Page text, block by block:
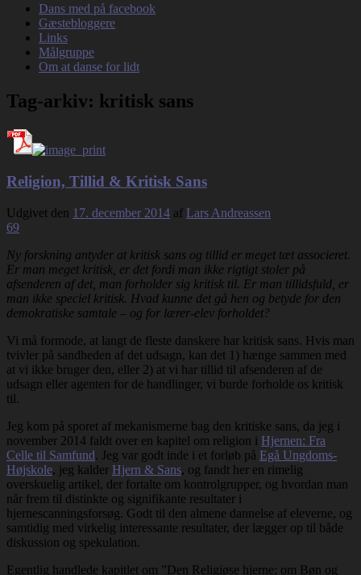
Dans med på facebook
Gæstebloggere
Links
Målgruppe
Om at danse for lidt
Tag-arkiv: kritisk sans
Religion, Tillid & Kritisk Sans
Udgivet den 17. december 2014 af Lars Andreassen
69
Ny forskning antyder at kritisk sans og tillid er meget tæt associeret.
Er man meget kritisk, er det fordi man ikke rigtigt stoler på
afsenderen af det, man forholder sig kritisk til. Er man tillidsfuld, er
man ikke speciel kritisk. Hvad kunne det gå hen og betyde for den
demokratiske samtale – og for lærer-elev forholdet?
Vi må formode, at langt de fleste danskere har kritisk sans. Hvis man
tvivler på sandheden af det udsagn, kan det 1) hænge sammen med
at vi ikke bruger den, eller 2) at vi har tillid til afsenderen af de
udsagn eller agenten for de handlinger, vi burde forholde os kritisk
til.
Jeg kom på sporet af mekanismerne bag den kritiske sans, da jeg i
november 2014 faldt over en kapitel om religion i Hjernen: Fra
Celle til Samfund. Jeg var godt inde i et forløb på Egå Ungdoms-
Højskole, jeg kalder Hjern & Sans, og fandt her en rimelig
overskuelig artikel, der fortalte om kontrolgrupper, og hvordan man
når frem til distinkte og signifikante resultater i
hjernescanningsforsøg. Godt til den almene dannelse af eleverne, og
samtidig med virkelig interessante resultater, der lægger op til både
diskussion og spekulation.
Egentlig handlede kapitlet om ”Den Religiøse hjerne: om Bøn og